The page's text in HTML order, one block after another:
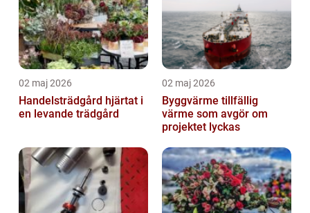
02 maj 2026
Handelsträdgård hjärtat i
en levande trädgård
02 maj 2026
Byggvärme tillfällig
värme som avgör om
projektet lyckas